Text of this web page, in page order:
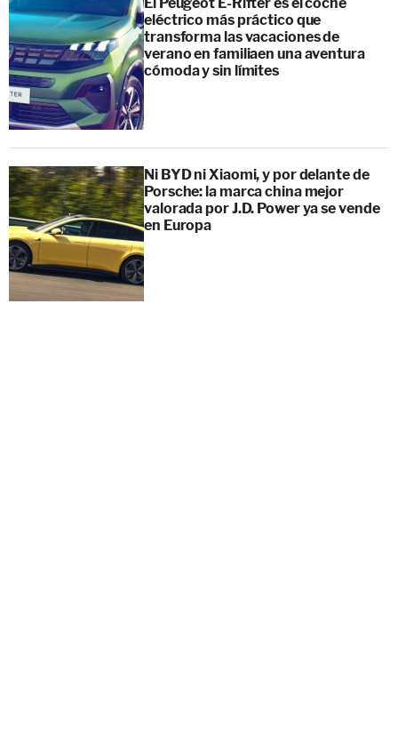
eléctrico más práctico que
transforma las vacaciones de
verano en familiaen una aventura
cómoda y sin límites
Ni BYD ni Xiaomi, y por delante de
Porsche: la marca china mejor
valorada por J.D. Power ya se vende
en Europa